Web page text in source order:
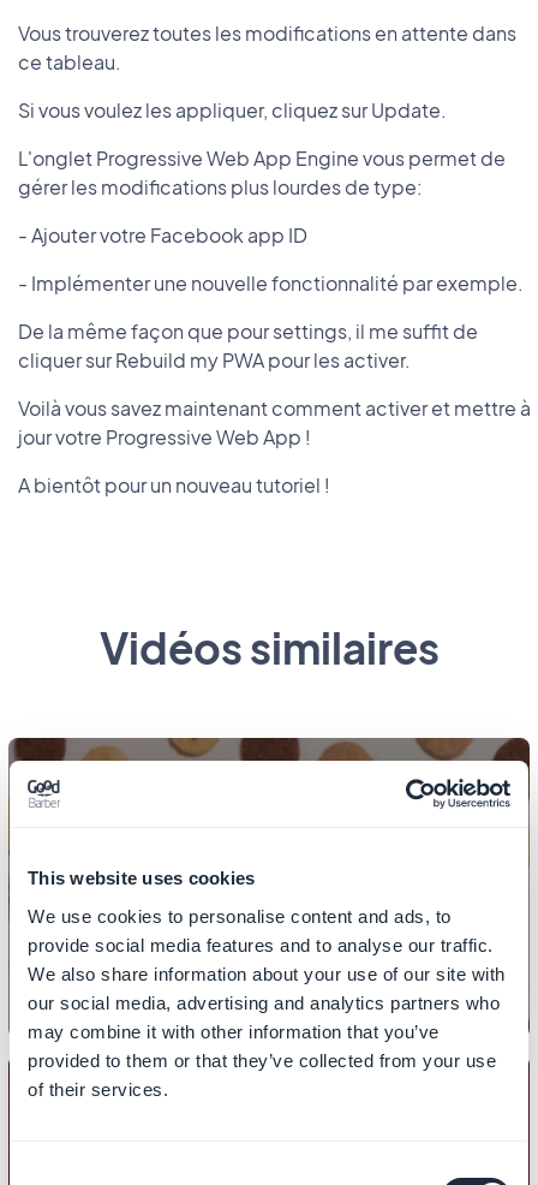
This website uses cookies
We use cookies to personalise content and ads, to
provide social media features and to analyse our traffic.
We also share information about your use of our site with
our social media, advertising and analytics partners who
may combine it with other information that you’ve
provided to them or that they’ve collected from your use
of their services.
Vous trouverez toutes les modifications en attente dans
ce tableau.
Si vous voulez les appliquer, cliquez sur Update.
L'onglet Progressive Web App Engine vous permet de
gérer les modifications plus lourdes de type:
- Ajouter votre Facebook app ID
- Implémenter une nouvelle fonctionnalité par exemple.
De la même façon que pour settings, il me suffit de
cliquer sur Rebuild my PWA pour les activer.
Voilà vous savez maintenant comment activer et mettre à
jour votre Progressive Web App !
A bientôt pour un nouveau tutoriel !
Vidéos similaires
Comment gérer les cookies pour
votre PWA ?